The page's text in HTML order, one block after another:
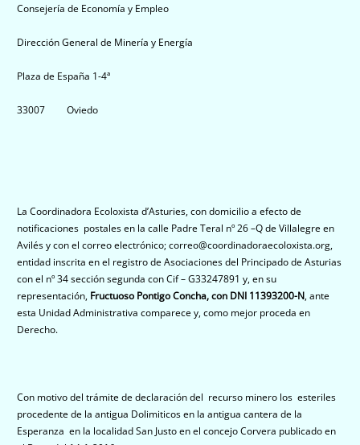
Consejería de Economía y Empleo
Dirección General de Minería y Energía
Plaza de España 1-4ª
33007 Oviedo
La Coordinadora Ecoloxista d’Asturies, con domicilio a efecto de
notificaciones postales en la calle Padre Teral nº 26 –Q de Villalegre en
Avilés y con el correo electrónico; correo@coordinadoraecoloxista.org,
entidad inscrita en el registro de Asociaciones del Principado de Asturias
con el nº 34 sección segunda con Cif – G33247891 y, en su
representación, Fructuoso Pontigo Concha, con DNI 11393200-N, ante
esta Unidad Administrativa comparece y, como mejor proceda en
Derecho.
Con motivo del trámite de declaración del recurso minero los esteriles
procedente de la antigua Dolimiticos en la antigua cantera de la
Esperanza en la localidad San Justo en el concejo Corvera publicado en